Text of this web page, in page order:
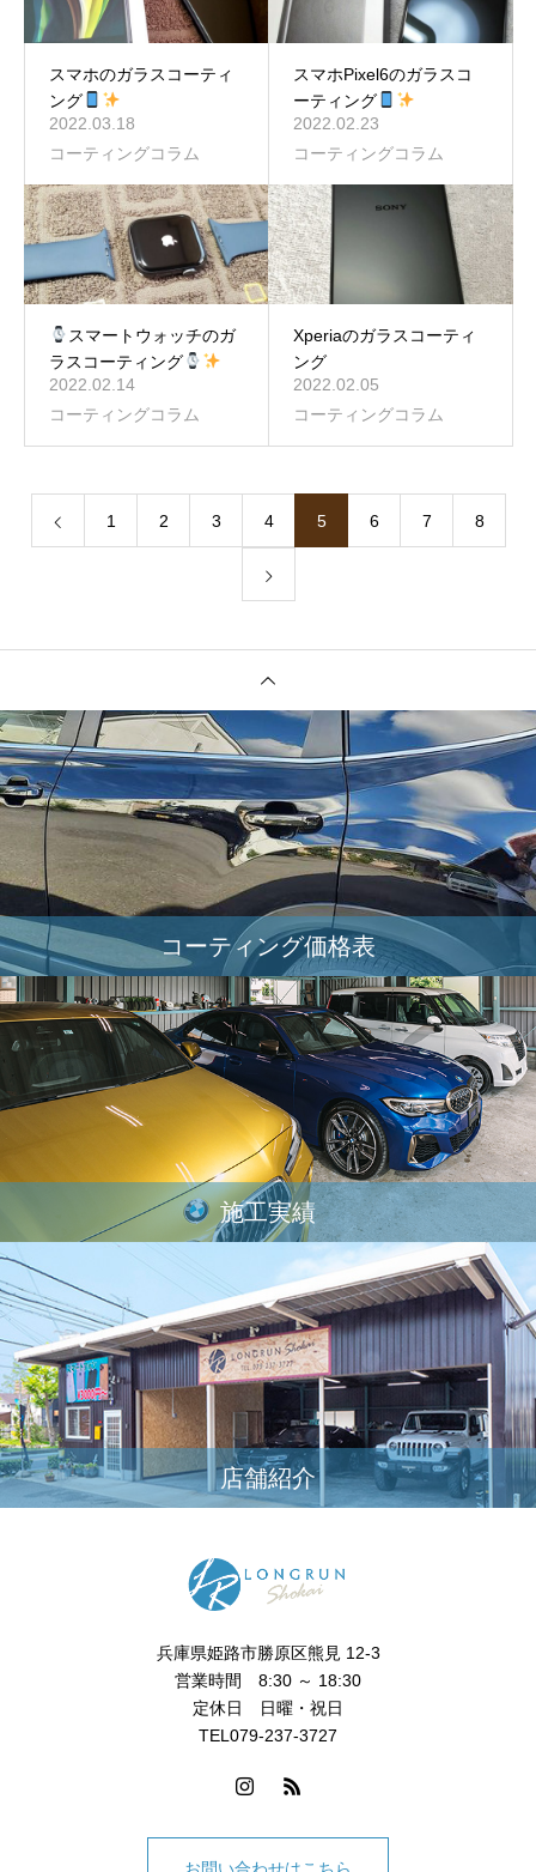
スマホのガラスコーティ
ング
2022.03.18
コーティングコラム
スマホPixel6のガラスコ
ーティング
2022.02.23
コーティングコラム
スマートウォッチのガ
ラスコーティング
2022.02.14
コーティングコラム
Xperiaのガラスコーティ
ング
2022.02.05
コーティングコラム
1 2 3 4 5 6 7 8
コーティング価格表
施工実績
店舗紹介
兵庫県姫路市勝原区熊見 12-3
営業時間 8:30 ～ 18:30
定休日 日曜・祝日
TEL079-237-3727